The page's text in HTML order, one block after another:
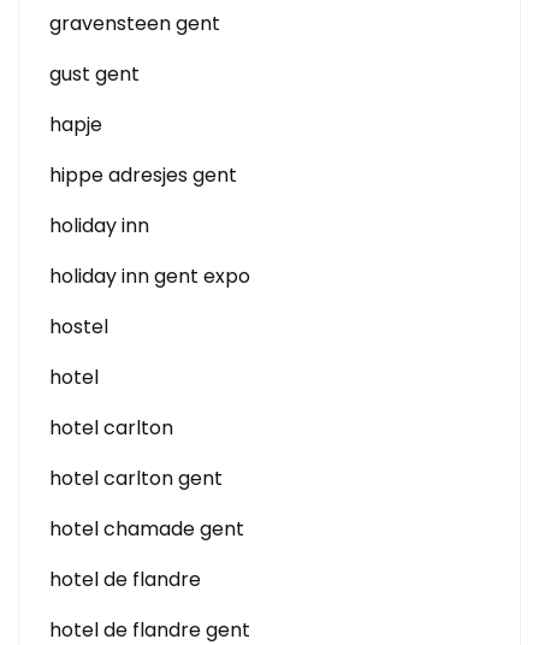
gravensteen gent
gust gent
hapje
hippe adresjes gent
holiday inn
holiday inn gent expo
hostel
hotel
hotel carlton
hotel carlton gent
hotel chamade gent
hotel de flandre
hotel de flandre gent